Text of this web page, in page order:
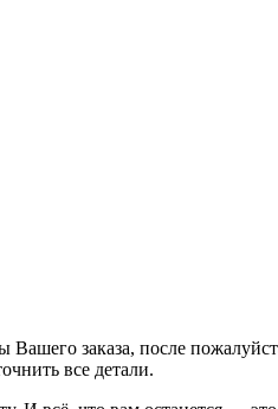
Вашего заказа, после
все детали.